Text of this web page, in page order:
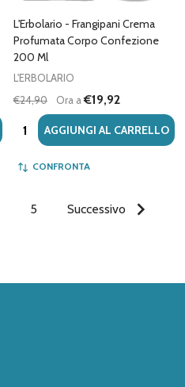
L'Erbolario - Frangipani Crema
Profumata Corpo Confezione
200 Ml
L'ERBOLARIO
€24,90
Ora a€19,92
Quantità:AGGIUNGI AL CARRELLO
CONFRONTA
5 Successivo